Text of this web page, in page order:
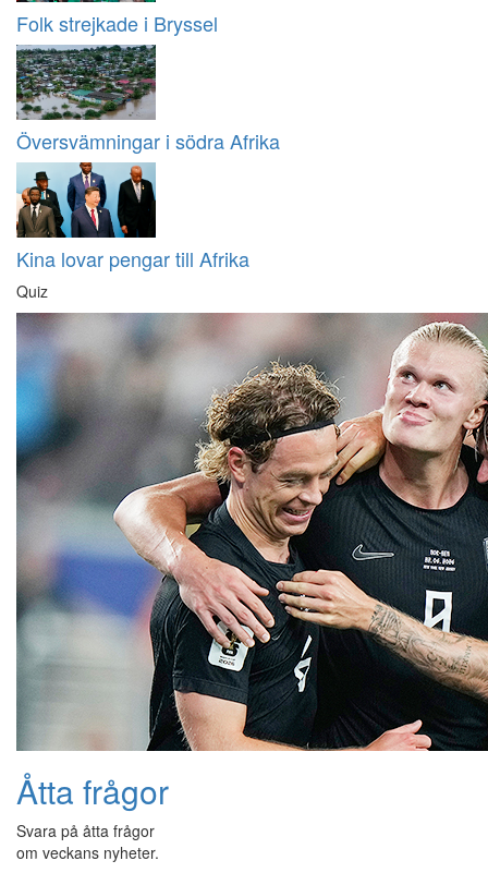
Folk strejkade i Bryssel
Översvämningar i södra Afrika
Kina lovar pengar till Afrika
Quiz
Åtta frågor
Svara på åtta frågor
om veckans nyheter.